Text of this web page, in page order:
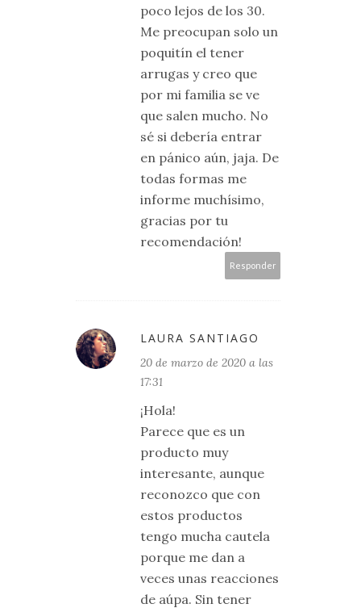
poco lejos de los 30.
Me preocupan solo un
poquitín el tener
arrugas y creo que
por mi familia se ve
que salen mucho. No
sé si debería entrar
en pánico aún, jaja. De
todas formas me
informe muchísimo,
gracias por tu
recomendación!
Responder
LAURA SANTIAGO
20 de marzo de 2020 a las
17:31
¡Hola!
Parece que es un
producto muy
interesante, aunque
reconozco que con
estos productos
tengo mucha cautela
porque me dan a
veces unas reacciones
de aúpa. Sin tener